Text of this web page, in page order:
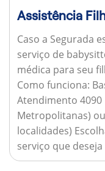
Assistência
Caso a Segurada
serviço de
médica para seu
Como funciona:
Atendimento 4090
Metropolitanas)
localidades)
serviço que